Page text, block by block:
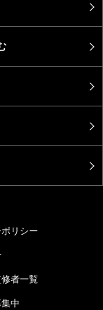
リシー
者一覧
中